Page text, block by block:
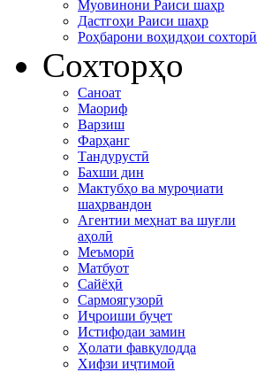
Муовинони Раиси шаҳр
Дастгоҳи Раиси шаҳр
Роҳбарони воҳидҳои сохторӣ
Сохторҳо
Саноат
Маориф
Варзиш
Фарҳанг
Тандурустӣ
Бахши дин
Мактубҳо ва муроҷиати
шаҳрвандон
Агентии меҳнат ва шуғли
аҳолӣ
Меъморӣ
Матбуот
Сайёҳӣ
Сармоягузорӣ
Иҷроиши буҷет
Истифодаи замин
Ҳолати фавқулодда
Хифзи иҷтимоӣ